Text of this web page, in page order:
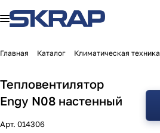
Главная Каталог Климатическая техника
Тепловентилятор
Engy N08 настенный
Арт. 014306